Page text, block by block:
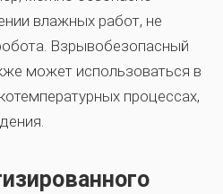
влажных работ, не
Взрывобезопасный
может использоваться в
процессах,